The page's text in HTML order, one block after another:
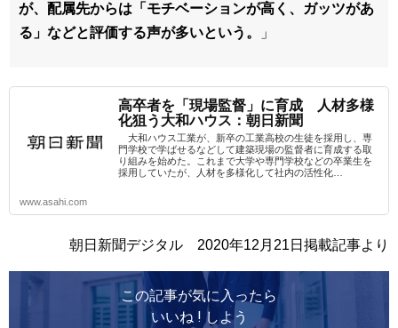
が、配属先からは「モチベーションが高く、ガッツがあ
る」などと評価する声が多いという。
」
高卒者を「現場監督」に育成 人材多様
化狙う大和ハウス：朝日新聞
大和ハウス工業が、新卒の工業高校の生徒を採用し、専
門学校で学ばせるなどして建築現場の監督者に育成する取
り組みを始めた。これまで大学や専門学校などの卒業生を
採用していたが、人材を多様化して社内の活性化…
www.asahi.com
朝日新聞デジタル 2020年12月21日掲載記事より
この記事が気に入ったら
いいね ! しよう